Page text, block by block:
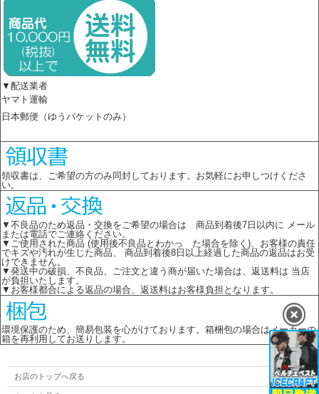
▼配送業者
ヤマト運輸
日本郵便（ゆうパケットのみ）
領収書は、ご希望の方のみ同封しております。お気軽にお申しつけくださ
い。
▼不良品のため返品・交換をご希望の場合は 商品到着後7日以内に メール
または電話でご連絡ください。
▼ご使用された商品 (使用後不良品とわかっ た場合を除く)、お客様の責任
でキズや汚れが生じた商品、 商品到着後8日以上経過した商品の返品はお受
けできません。
▼発送中の破損、不良品、ご注文と違う商が届いた場合は、返送料は 当店
が負担いたします。
▼お客様都合による返品の場合、返送料はお客様負担となります。
環境保護のため、簡易包装を心がけております。箱梱包の場合はメーカーの
箱を再利用してお送りします。
お店のトップへ戻る